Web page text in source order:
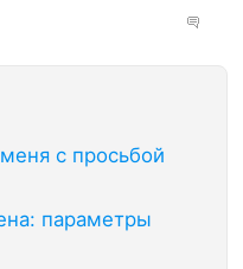
с просьбой
параметры